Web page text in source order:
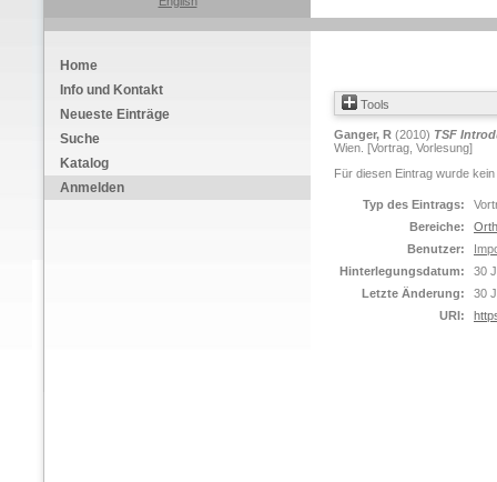
Home
Info und Kontakt
Neueste Einträge
Suche
Katalog
Anmelden
Tools
Ganger, R (2010) TSF
Wien. [Vortrag, Vorlesung]
Für diesen Eintrag wurde
Typ des Eintrags:
Bereiche:
Benutzer:
Hinterlegungsdatum:
30
Letzte Änderung:
30
URI: